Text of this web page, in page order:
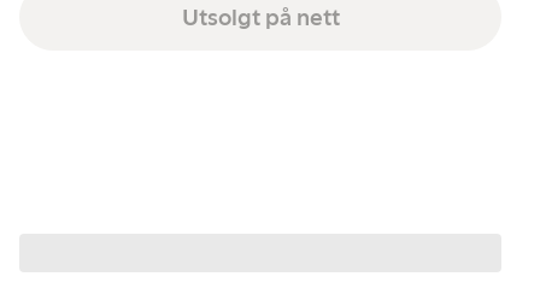
Utsolgt på nett